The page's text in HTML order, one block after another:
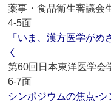
薬事・食品衛生審議会
4-5面
「いま、漢方医学がめ
く
第60回日本東洋医学会
6-7面
シンポジウムの焦点‐シ